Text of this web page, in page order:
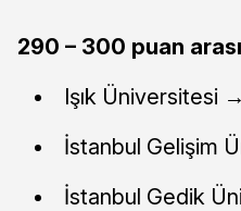
290 – 300 puan
Işık Üniversitesi →
İstanbul Gelişim
İstanbul Gedik